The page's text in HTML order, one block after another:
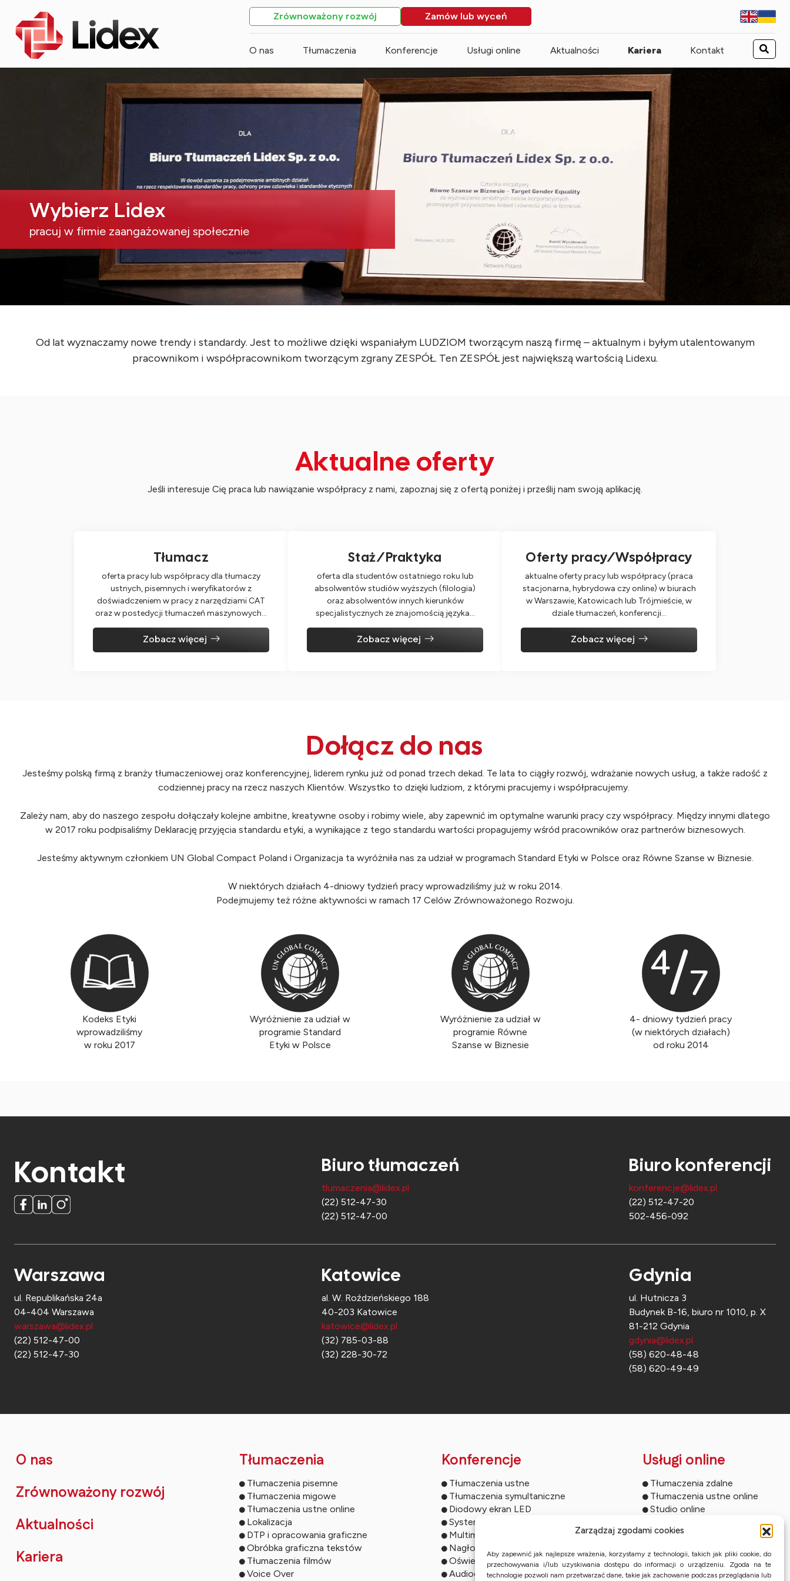
Zarządzaj zgodami cookies
Aby zapewnić jak najlepsze wrażenia, korzystamy z technologii, takich jak pliki cookie, do
przechowywania i/lub uzyskiwania dostępu do informacji o urządzeniu. Zgoda na te
technologie pozwoli nam przetwarzać dane, takie jak zachowanie podczas przeglądania lub
Zrównoważony rozwój Zamów lub wyceń
O nas Tłumaczenia Konferencje Usługi online Aktualności Kariera Kontakt
Wybierz Lidex
pracuj w firmie zaangażowanej społecznie
Od lat wyznaczamy nowe trendy i standardy. Jest to możliwe dzięki wspaniałym LUDZIOM tworzącym naszą firmę – aktualnym i byłym utalentowanym
pracownikom i współpracownikom tworzącym zgrany ZESPÓŁ. Ten ZESPÓŁ jest największą wartością Lidexu.
Aktualne oferty
Jeśli interesuje Cię praca lub nawiązanie współpracy z nami, zapoznaj się z ofertą poniżej i prześlij nam swoją aplikację.
Tłumacz
oferta pracy lub współpracy dla tłumaczy
ustnych, pisemnych i weryfikatorów z
doświadczeniem w pracy z narzędziami CAT
oraz w postedycji tłumaczeń maszynowych…
Zobacz więcej
Staż/Praktyka
oferta dla studentów ostatniego roku lub
absolwentów studiów wyższych (filologia)
oraz absolwentów innych kierunków
specjalistycznych ze znajomością języka…
Zobacz więcej
Oferty pracy/Współpracy
aktualne oferty pracy lub współpracy (praca
stacjonarna, hybrydowa czy online) w biurach
w Warszawie, Katowicach lub Trójmieście, w
dziale tłumaczeń, konferencji…
Zobacz więcej
Dołącz do nas
Jesteśmy polską firmą z branży tłumaczeniowej oraz konferencyjnej, liderem rynku już od ponad trzech dekad. Te lata to ciągły rozwój, wdrażanie nowych usług, a także radość z
codziennej pracy na rzecz naszych Klientów. Wszystko to dzięki ludziom, z którymi pracujemy i współpracujemy.
Zależy nam, aby do naszego zespołu dołączały kolejne ambitne, kreatywne osoby i robimy wiele, aby zapewnić im optymalne warunki pracy czy współpracy. Między innymi dlatego
w 2017 roku podpisaliśmy Deklarację przyjęcia standardu etyki, a wynikające z tego standardu wartości propagujemy wśród pracowników oraz partnerów biznesowych.
Jesteśmy aktywnym członkiem UN Global Compact Poland i Organizacja ta wyróżniła nas za udział w programach Standard Etyki w Polsce oraz Równe Szanse w Biznesie.
W niektórych działach 4-dniowy tydzień pracy wprowadziliśmy już w roku 2014.
Podejmujemy też różne aktywności w ramach 17 Celów Zrównoważonego Rozwoju.
Kodeks Etyki
wprowadziliśmy
w roku 2017
Wyróżnienie za udział w
programie Standard
Etyki w Polsce
Wyróżnienie za udział w
programie Równe
Szanse w Biznesie
4- dniowy tydzień pracy
(w niektórych działach)
od roku 2014
Kontakt Biuro tłumaczeń
tlumaczenia@lidex.pl
(22) 512-47-30
(22) 512-47-00
Biuro konferencji
konferencje@lidex.pl
(22) 512-47-20
502-456-092
Warszawa
ul. Republikańska 24a
04-404 Warszawa
warszawa@lidex.pl
(22) 512-47-00
(22) 512-47-30
Katowice
al. W. Roździeńskiego 188
40-203 Katowice
katowice@lidex.pl
(32) 785-03-88
(32) 228-30-72
Gdynia
ul. Hutnicza 3
Budynek B-16, biuro nr 1010, p. X
81-212 Gdynia
gdynia@lidex.pl
(58) 620-48-48
(58) 620-49-49
O nas
Zrównoważony rozwój
Aktualności
Kariera
Tłumaczenia
Tłumaczenia pisemne
Tłumaczenia migowe
Tłumaczenia ustne online
Lokalizacja
DTP i opracowania graficzne
Obróbka graficzna tekstów
Tłumaczenia filmów
Voice Over
Konferencje
Tłumaczenia ustne
Tłumaczenia symultaniczne
Diodowy ekran LED
Systemy do głosowań
Multimedia konferencyjne
Nagłośnienie konferencyjne
Oświetlenie eventowe
Audiodeskrypcja
Usługi online
Tłumaczenia zdalne
Tłumaczenia ustne online
Studio online
Tłumaczenia przysięgłe z KPE